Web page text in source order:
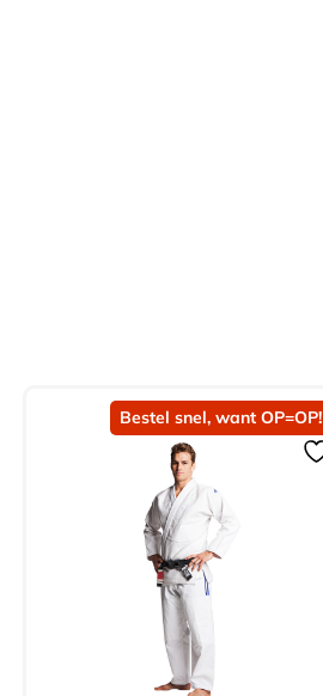
Bestel snel, want OP=OP!